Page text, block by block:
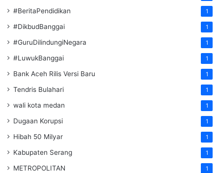
#BeritaPendidikan 1
#DikbudBanggai 1
#GuruDilindungiNegara 1
#LuwukBanggai 1
Bank Aceh Rilis Versi Baru 1
Tendris Bulahari 1
wali kota medan 1
Dugaan Korupsi 1
Hibah 50 Milyar 1
Kabupaten Serang 1
METROPOLITAN 1